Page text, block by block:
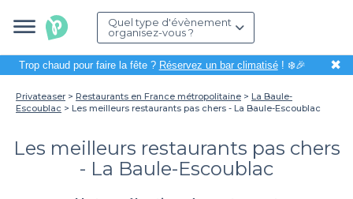
Quel type d'évènement
organisez-vous ?
Trop chaud pour faire la fête ? Réservez un bar climatisé! ❄️🎉 ✖
Privateaser Restaurants en France métropolitaine
La Baule-
Escoublac
Les meilleurs restaurants pas chers - La Baule-Escoublac
Les meilleurs restaurants pas chers
- La Baule-Escoublac